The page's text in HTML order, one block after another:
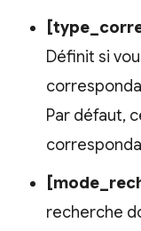
Définit si
Par défaut,
recherche